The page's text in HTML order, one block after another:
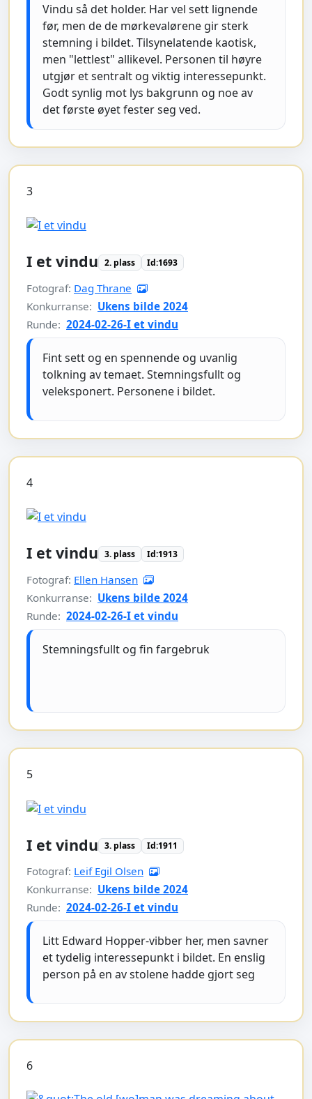
Vindu så det holder. Har vel sett lignende
før, men de de mørkevalørene gir sterk
stemning i bildet. Tilsynelatende kaotisk,
men "lettlest" allikevel. Personen til høyre
utgjør et sentralt og viktig interessepunkt.
Godt synlig mot lys bakgrunn og noe av
det første øyet fester seg ved.
3
I et vindu 2. plass Id:1693
Fotograf: Dag Thrane
Konkurranse: Ukens bilde 2024
Runde: 2024-02-26-I et vindu
Fint sett og en spennende og uvanlig
tolkning av temaet. Stemningsfullt og
veleksponert. Personene i bildet.
4
I et vindu 3. plass Id:1913
Fotograf: Ellen Hansen
Konkurranse: Ukens bilde 2024
Runde: 2024-02-26-I et vindu
Stemningsfullt og fin fargebruk
5
I et vindu 3. plass Id:1911
Fotograf: Leif Egil Olsen
Konkurranse: Ukens bilde 2024
Runde: 2024-02-26-I et vindu
Litt Edward Hopper-vibber her, men savner
et tydelig interessepunkt i bildet. En enslig
person på en av stolene hadde gjort seg
6